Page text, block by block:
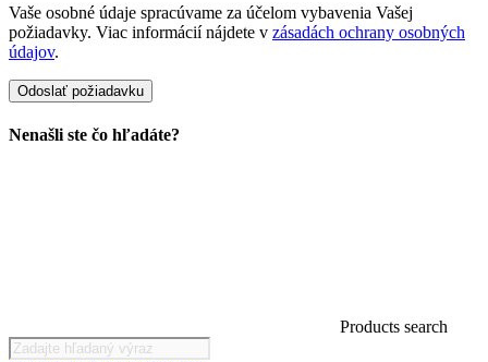
Vaše osobné údaje spracúvame za účelom vybavenia Vašej
požiadavky. Viac informácií nájdete v zásadách ochrany osobných
údajov.
Nenašli ste čo hľadáte?
Products search